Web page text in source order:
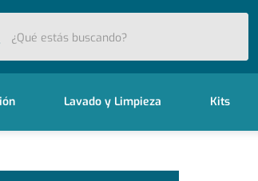
buscando?
Lavado y Limpieza Kits